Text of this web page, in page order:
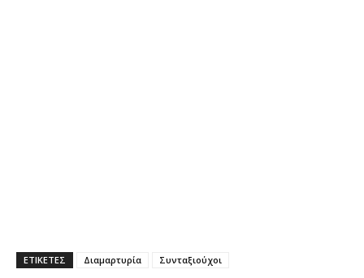
ΕΤΙΚΕΤΕΣ Διαμαρτυρία Συνταξιούχοι